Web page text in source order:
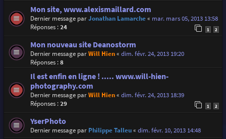
Mon site, www.alexismaillard.com
Dernier message parJonathan Lamarche« mar. mars 05, 2013 13:58
Réponses :24 1 2
Mon nouveau site Deanostorm
Dernier message parWill Hien« dim. févr. 24, 2013 19:20
Réponses :8
Il est enfin en ligne ! ..... www.will-hien-
photography.com
Dernier message parWill Hien« dim. févr. 24, 2013 18:39
Réponses :29 1 2
YserPhoto
Dernier message par Philippe Talleu« dim. févr. 10, 2013 14:48